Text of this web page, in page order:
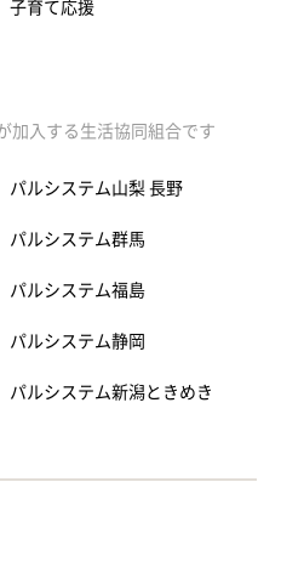
子育て応援
加入する生活協同組合です
パルシステム山梨 長野
パルシステム群馬
パルシステム福島
パルシステム静岡
パルシステム新潟ときめき